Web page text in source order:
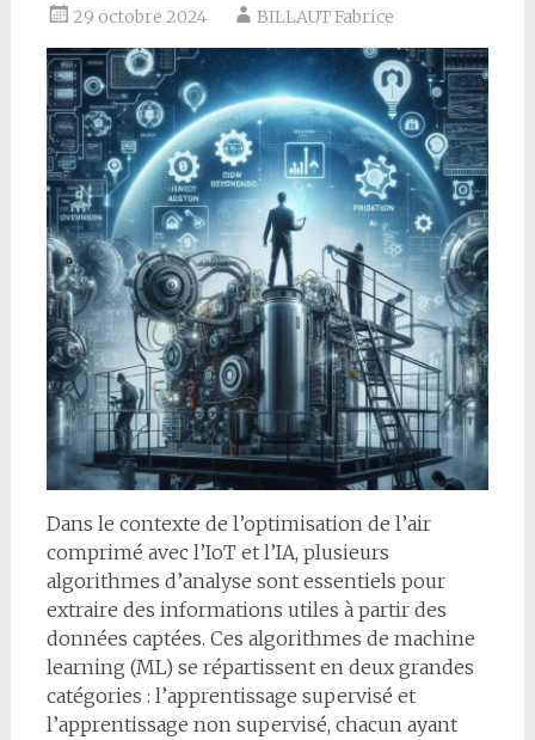
29 octobre 2024 BILLAUT Fabrice
Dans le contexte de l’optimisation de l’air
comprimé avec l’IoT et l’IA, plusieurs
algorithmes d’analyse sont essentiels pour
extraire des informations utiles à partir des
données captées. Ces algorithmes de machine
learning (ML) se répartissent en deux grandes
catégories : l’apprentissage supervisé et
l’apprentissage non supervisé, chacun ayant